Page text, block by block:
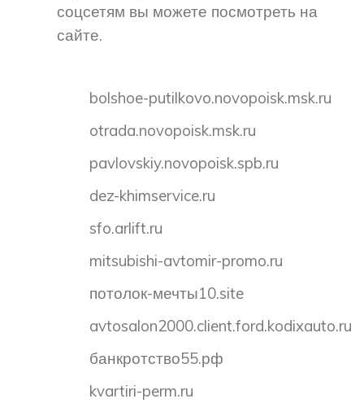
соцсетям вы можете посмотреть на
сайте.
bolshoe-putilkovo.novopoisk.msk.ru
otrada.novopoisk.msk.ru
pavlovskiy.novopoisk.spb.ru
dez-khimservice.ru
sfo.arlift.ru
mitsubishi-avtomir-promo.ru
потолок-мечты10.site
avtosalon2000.client.ford.kodixauto.ru
банкротство55.рф
kvartiri-perm.ru